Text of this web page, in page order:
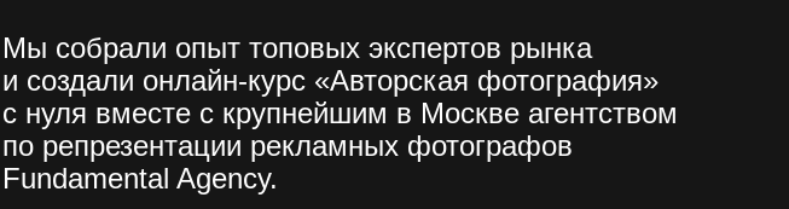
Мы собрали опыт топовых экспертов рынка
и создали онлайн-курс «Авторская фотография»
с нуля вместе с крупнейшим в Москве агентством
по репрезентации рекламных фотографов
Fundamental Agency.